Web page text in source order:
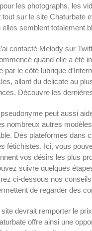
les photographs, les
tout sur le site Chaturbate
elles semblent totalement
contacté Melody sur
quand elle a été
par le côté lubrique
allant du delicate au
Découvre les
peut aussi
nombreux autres
Des plateformes dans
fétichistes. Ici, vous
vos désirs les plus
suivre quelques
ci-dessous nos
de regarder des
devrait remporter le
offre ainsi une